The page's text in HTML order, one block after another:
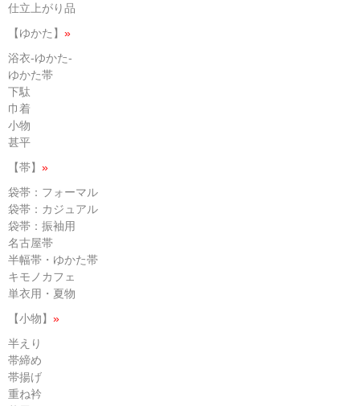
仕立上がり品
【ゆかた】 »
浴衣-ゆかた-
ゆかた帯
下駄
巾着
小物
甚平
【帯】 »
袋帯：フォーマル
袋帯：カジュアル
袋帯：振袖用
名古屋帯
半幅帯・ゆかた帯
キモノカフェ
単衣用・夏物
【小物】 »
半えり
帯締め
帯揚げ
重ね衿